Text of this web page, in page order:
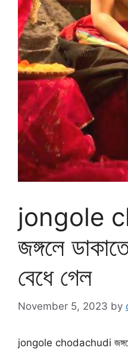
jongole
জঙ্গলে
বেধে গেল
November 5, 2023 by
jongole chodachudi জঙ্গলে